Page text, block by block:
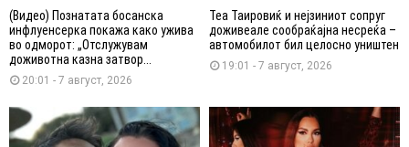
(Видео) Познатата босанска
инфлуенсерка покажа како ужива
во одморот: „Отслужувам
доживотна казна затвор...
20:01 - 7 август, 2026
Теа Таировиќ и нејзиниот сопруг
доживеале сообраќајна несреќа –
автомобилот бил целосно уништен
19:01 - 7 август, 2026